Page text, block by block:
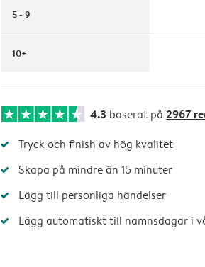
5 - 9
10+
4.3 baserat på 2967
Tryck och finish av hög kvalitet
Skapa på mindre än 15 minuter
Lägg till personliga händelser
Lägg automatiskt till namnsdagar i